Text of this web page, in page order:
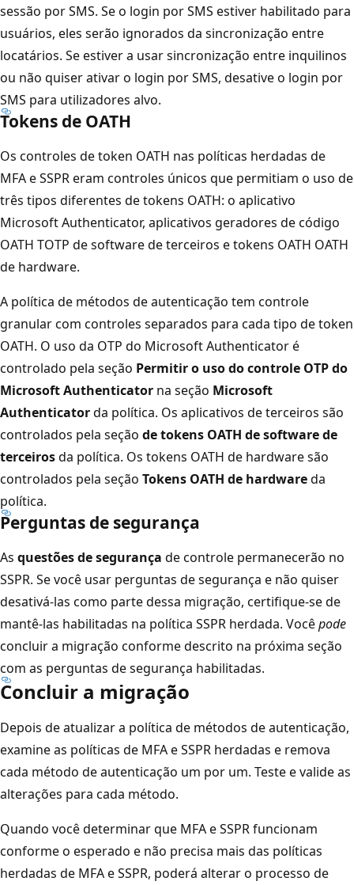
sessão por SMS. Se o login por SMS estiver habilitado para
usuários, eles serão ignorados da sincronização entre
locatários. Se estiver a usar sincronização entre inquilinos
ou não quiser ativar o login por SMS, desative o login por
SMS para utilizadores alvo.
Tokens de OATH
Os controles de token OATH nas políticas herdadas de
MFA e SSPR eram controles únicos que permitiam o uso de
três tipos diferentes de tokens OATH: o aplicativo
Microsoft Authenticator, aplicativos geradores de código
OATH TOTP de software de terceiros e tokens OATH OATH
de hardware.
A política de métodos de autenticação tem controle
granular com controles separados para cada tipo de token
OATH. O uso da OTP do Microsoft Authenticator é
controlado pela seção Permitir o uso do controle OTP do
Microsoft Authenticator na seção Microsoft
Authenticatorda política. Os aplicativos de terceiros são
controlados pela seção de tokens OATH de software de
terceirosda política. Os tokens OATH de hardware são
controlados pela seção Tokens OATH de hardwareda
política.
Perguntas de segurança
As questões de segurança de controle permanecerão no
SSPR. Se você usar perguntas de segurança e não quiser
desativá-las como parte dessa migração, certifique-se de
mantê-las habilitadas na política SSPR herdada. Vocêpode
concluir a migração conforme descrito na próxima seção
com as perguntas de segurança habilitadas.
Concluir a migração
Depois de atualizar a política de métodos de autenticação,
examine as políticas de MFA e SSPR herdadas e remova
cada método de autenticação um por um. Teste e valide as
alterações para cada método.
Quando você determinar que MFA e SSPR funcionam
conforme o esperado e não precisa mais das políticas
herdadas de MFA e SSPR, poderá alterar o processo de